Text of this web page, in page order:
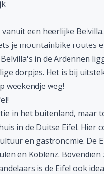
vanuit een heerlijke
je mountainbike routes
in de Ardennen
dorpjes. Het is bij
weekendje weg!
in het buitenland, maar
in de Duitse Eifel. Hier
en gastronomie. De
en Koblenz.
is de Eifel ook